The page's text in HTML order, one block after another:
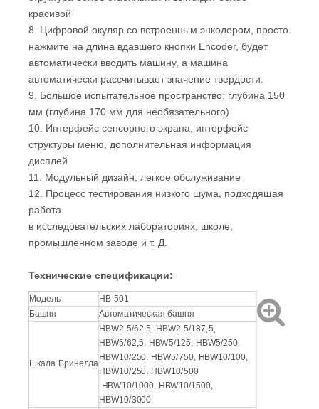
структура более стабильная и выглядит более
красивой
8. Цифровой окуляр со встроенным энкодером, просто
автоматически рассчитывает значение твердости.
9. Большое испытательное пространство: глубина 150
мм (глубина 170 мм для необязательного)
10. Интерфейс сенсорного экрана, интерфейс
структуры меню, дополнительная информация
дисплей
11. Модульный дизайн, легкое обслуживание
12. Процесс тестирования низкого шума, подходящая
в исследовательских лабораториях, школе,
Модель
HB-501
Башня
Автоматическая башня
HBW2.5/62,5, HBW2.5/187,5,
HBW5/62,5, HBW5/125, HBW5/250,
HBW10/250, HBW5/750, HBW10/100,
HBW10/250, HBW10/500
HBW10/1000, HBW10/1500,